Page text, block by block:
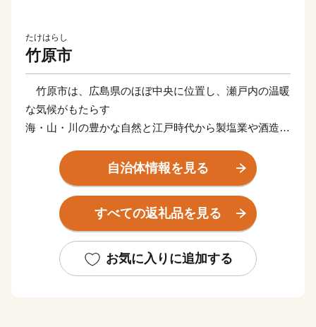
たけはらし
竹原市
竹原市は、広島県のほぼ中央に位置し、瀬戸内の温暖
な気候がもたらす
海・山・川の豊かな自然と江戸時代から製塩業や酒造業
いまに残すまちです。
国の重要伝統的建造物群保存地区に選定された町並み
と瀬戸内海に浮
かぶ大久野島には多くの観光客が訪れます。
原市」をテーマに
活力あるまちづくりを推進していますので、皆さまの応
自治体情報を見る
すべての返礼品を見る
お気に入りに追加する